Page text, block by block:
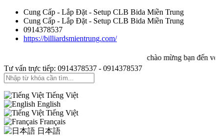
Cung Cấp - Lắp Đặt - Setup CLB Bida Miền Trung
Cung Cấp - Lắp Đặt - Setup CLB Bida Miền Trung
0914378537
https://billiardsmientrung.com/
chào mừng bạn đến với
Tư vấn trực tiếp: 0914378537 - 0914378537
Tiếng Việt
English
Tiếng Việt
Français
日本語